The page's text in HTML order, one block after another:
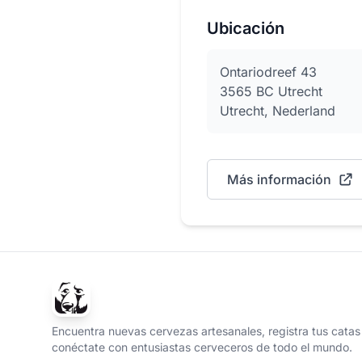
Ubicación
Ontariodreef 43
3565 BC Utrecht
Utrecht, Nederland
Más información
Encuentra nuevas cervezas artesanales, registra tus
conéctate con entusiastas cerveceros de todo el mundo.